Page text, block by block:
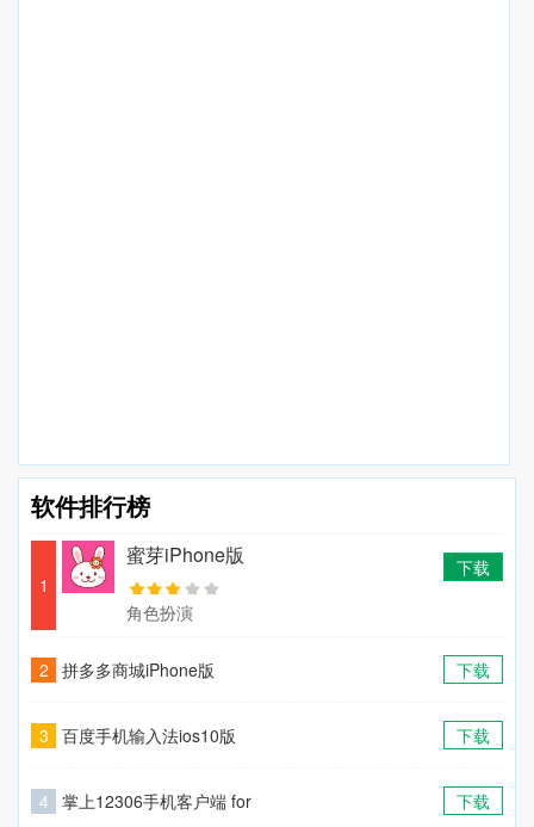
软件排行榜
1
蜜芽iPhone版
角色扮演
下载
2 拼多多商城iPhone版 下载
3 百度手机输入法ios10版 下载
4 掌上12306手机客户端 for 下载